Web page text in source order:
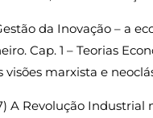
da Inovação – a
Cap. 1 – Teorias
visões marxista e
A Revolução Industrial